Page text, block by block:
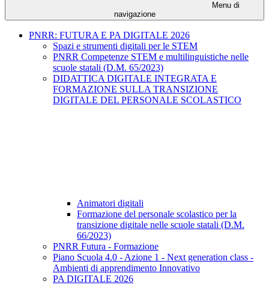
Menu di
navigazione
PNRR: FUTURA E PA DIGITALE 2026
Spazi e strumenti digitali per le STEM
PNRR Competenze STEM e multilinguistiche nelle
scuole statali (D.M. 65/2023)
DIDATTICA DIGITALE INTEGRATA E
FORMAZIONE SULLA TRANSIZIONE
DIGITALE DEL PERSONALE SCOLASTICO
Animatori digitali
Formazione del personale scolastico per la
transizione digitale nelle scuole statali (D.M.
66/2023)
PNRR Futura - Formazione
Piano Scuola 4.0 - Azione 1 - Next generation class -
Ambienti di apprendimento Innovativo
PA DIGITALE 2026